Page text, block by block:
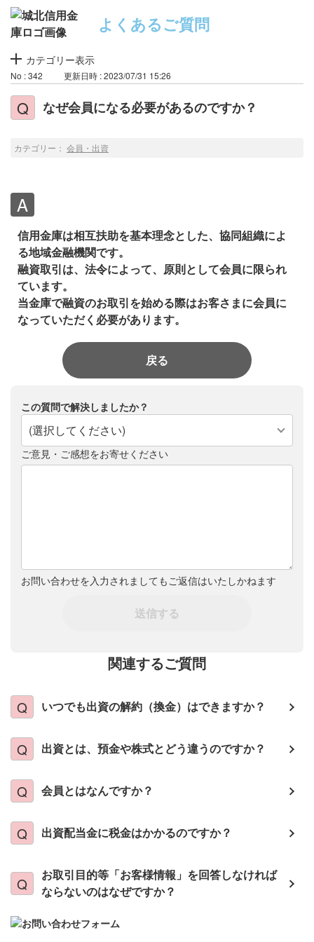
よくあるご質問
カテゴリー表示
No : 342 更新日時 : 2023/07/31 15:26
なぜ会員になる必要があるのですか？
カテゴリー： 会員・出資
信用金庫は相互扶助を基本理念とした、協同組織によ
る地域金融機関です。
融資取引は、法令によって、原則として会員に限られ
ています。
当金庫で融資のお取引を始める際はお客さまに会員に
なっていただく必要があります。
戻る
この質問で解決しましたか？
(選択してください)
ご意見・ご感想をお寄せください
お問い合わせを入力されましてもご返信はいたしかねます
送信する
関連するご質問
いつでも出資の解約（換金）はできますか？
出資とは、預金や株式とどう違うのですか？
会員とはなんですか？
出資配当金に税金はかかるのですか？
お取引目的等「お客様情報」を回答しなければ
ならないのはなぜですか？